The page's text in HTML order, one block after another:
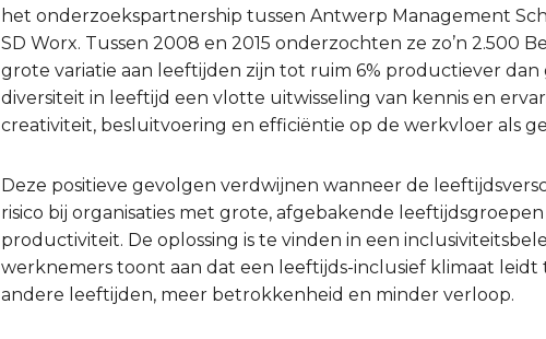
het onderzoekspartnership tussen Antwerp Management
SD Worx. Tussen 2008 en 2015 onderzochten ze zo’n 2.500
grote variatie aan leeftijden zijn tot ruim 6% productiever
diversiteit in leeftijd een vlotte uitwisseling van kennis en
creativiteit, besluitvoering en efficiëntie op de werkvloer als
Deze positieve gevolgen verdwijnen wanneer de
risico bij organisaties met grote, afgebakende
productiviteit. De oplossing is te vinden in een
werknemers toont aan dat een leeftijds-inclusief klimaat leidt
andere leeftijden, meer betrokkenheid en minder verloop.